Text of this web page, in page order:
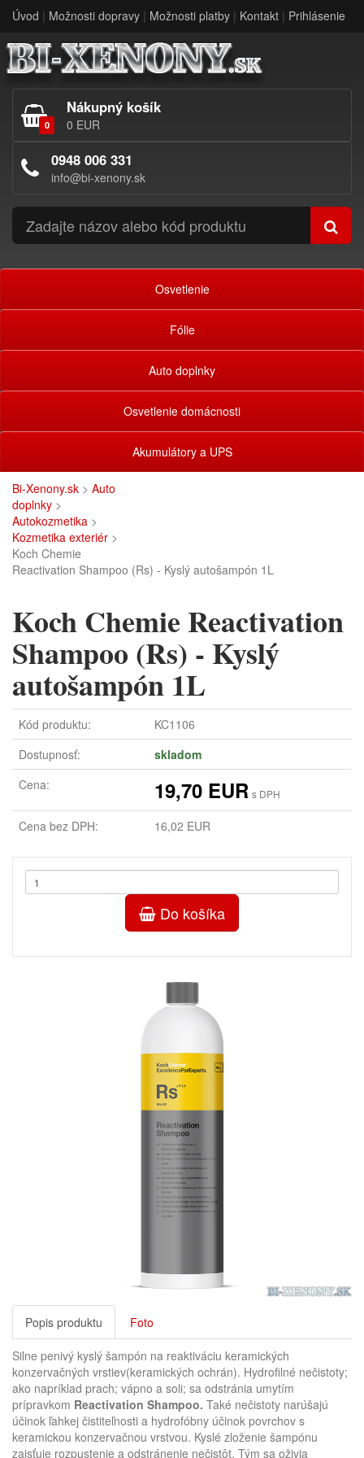
Úvod | Možnosti dopravy | Možnosti platby | Kontakt | Prihlásenie
0
Nákupný košík
0 EUR
0948 006 331
info@bi-xenony.sk
Osvetlenie
Fólie
Auto doplnky
Osvetlenie domácnosti
Akumulátory a UPS
Bi-Xenony.sk > Auto
doplnky >
Autokozmetika >
Kozmetika exteriér >
Koch Chemie
Reactivation Shampoo (Rs) - Kyslý autošampón 1L
Koch Chemie Reactivation
Shampoo (Rs) - Kyslý
autošampón 1L
Kód produktu:
KC1106
Dostupnosť:
skladom
Cena:
19,70 EUR s DPH
Cena bez DPH: 16,02 EUR
Do košíka
Popis produktu Foto
Silne penivý kyslý šampón na reaktiváciu keramických
konzervačných vrstiev(keramických ochrán). Hydrofilné nečistoty;
ako napríklad prach; vápno a soli; sa odstránia umytím
prípravkom Reactivation Shampoo. Také nečistoty narúšajú
účinok ľahkej čistiteľnosti a hydrofóbny účinok povrchov s
keramickou konzervačnou vrstvou. Kyslé zloženie šampónu
zaisťuje rozpustenie a odstránenie nečistôt. Tým sa oživia